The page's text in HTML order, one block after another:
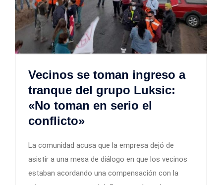
Vecinos se toman ingreso a
tranque del grupo Luksic:
«No toman en serio el
conflicto»
La comunidad acusa que la empresa dejó de
asistir a una mesa de diálogo en que los vecinos
estaban acordando una compensación con la